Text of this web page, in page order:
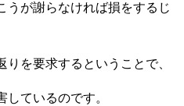
うが謝らなければ損をするじ
を要求するということで、
ているのです。